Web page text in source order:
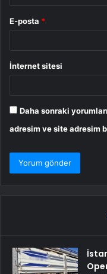
E-posta *
İnternet sitesi
Daha sonraki
adresim ve site adresim